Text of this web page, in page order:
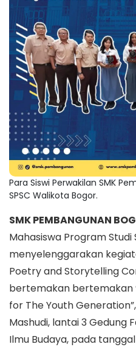
Para Siswi Perwakilan SMK
SPSC Walikota Bogor.
SMK PEMBANGUNAN
Mahasiswa Program
menyelenggarakan
Poetry and Storytelling
bertemakan bertemakan
for The Youth
Mashudi, lantai 3 Gedung
Ilmu Budaya, pada